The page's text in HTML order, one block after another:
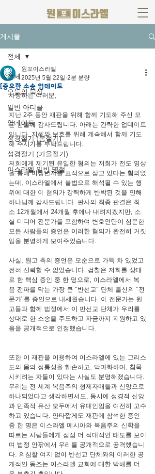
게시물
전체
오늘의 묵상
일반 아티클
업데이트
성경절기 (봄절기)
성경절기 (가을절기)
이스라엘 일반 명절
전체
[중요한 소송 업데이트
원포이스라엘
2025년 5월 22일 2분 분량
사랑하는 여러분,
지난 2주 동안 재판을 위해 함께 기도해 주신 모
든 분들께 감사드립니다. 아래는 간략한 업데이트
입니다. 지혜와 보호를 위해 계속해서 함께 기도
해 주시기를 부탁드립니다.
저희에게 제기된 유일한 혐의는 저희가 전도 영상
을 통해 미성년자를 표적으로 삼고 있다는 혐의였
는데, 이스라엘에서 불법으로 해석될 수 있는 행
위에 대한 이 혐의가 강력하게 반박된 것을 인해
하나님께 감사드립니다. 판사의 최종 판결은 최
소 12개월에서 24개월 후에나 내려지겠지만, 소
셜 미디어 전문가를 포함하여 변호인단이 심문한
모든 사람들의 증언은 이러한 혐의가 완전히 거짓
임을 분명하게 보여주었습니다.
사실, 원고 측의 증언은 모순으로 가득 차 있었고
전혀 신뢰할 수 없었습니다. 검찰은 저희를 상대
로 한 핵심 증인 중 한 명으로, 이스라엘에서 복
음 전파를 막는 가장 큰 "반선교" 단체 출신의 "전
문가"를 증인으로 내세웠습니다. 이 전문가는 원
고들과 함께 법정에서 이 반선교 단체가 우리를
상대로 한 소송을 주도하고 자금까지 지원하고 있
음을 공개적으로 인정했습니다.
또한 이 재판을 이용하여 이스라엘에 있는 그리스
도의 몸의 정통성을 훼손하고, 악마화하며, 침묵
시키려는 자들이 있다는 사실도 분명해졌습니다.
우리는 전 세계 복음주의 형제자매들과 신앙으로
하나되었다고 생각하면서도, 동시에 성경적 신앙
과 민족적 유산 모두에서 유대인임을 여전히 고수
하고 있습니다. 안타깝게도 재판에 참석한 증인
중 한 명은 이스라엘 메시아와 복음주의 신학을
따르는 사람들에게 점점 더 적대적인 태도를 보이
며 법정 안팎에서 우리를 공개적으로 공격했습니
다. 의심할 여지 없이 반선교 단체와의 이러한 공
개적인 동조는 이스라엘 교회에 대한 박해를 더